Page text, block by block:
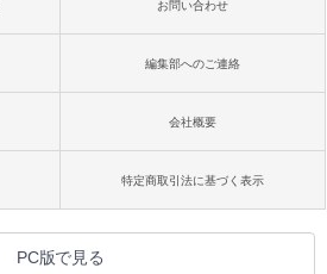
お問い合わせ
編集部へのご連絡
会社概要
特定商取引法に基づく表示
PC版で見る